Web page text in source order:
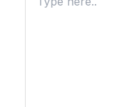
here..